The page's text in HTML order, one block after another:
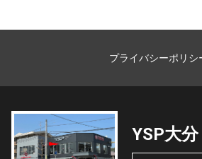
プライバシーポリシ
YSP大分